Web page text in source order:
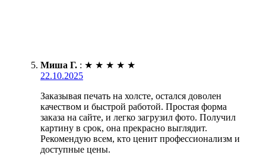
Миша Г. : ★ ★ ★ ★ ★
22.10.2025
Заказывая печать на холсте, остался доволен
качеством и быстрой работой. Простая форма
заказа на сайте, и легко загрузил фото. Получил
картину в срок, она прекрасно выглядит.
Рекомендую всем, кто ценит профессионализм и
доступные цены.